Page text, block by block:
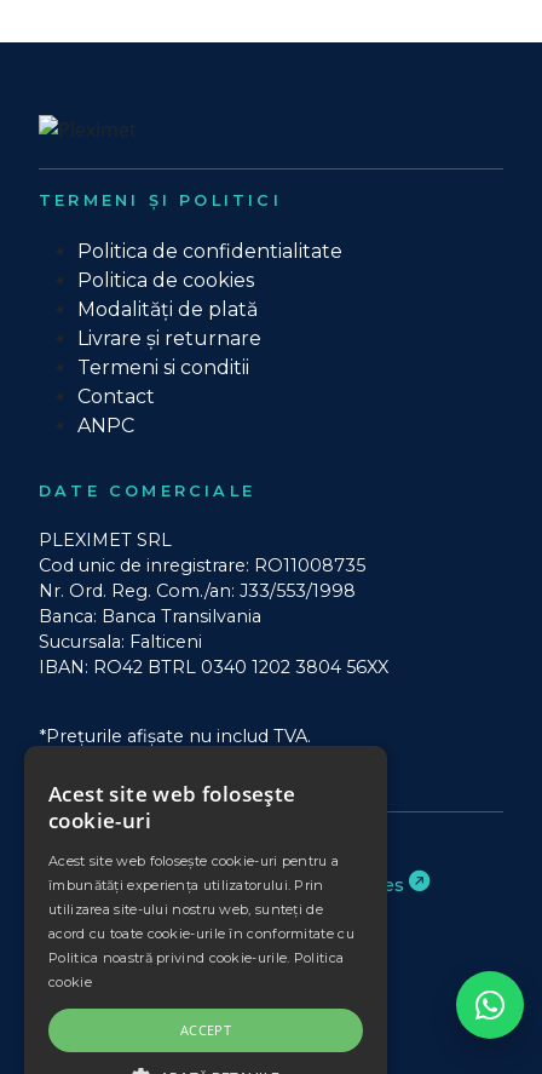
TERMENI ȘI POLITICI
Politica de confidentialitate
Politica de cookies
Modalități de plată
Livrare și returnare
Termeni si conditii
Contact
ANPC
DATE COMERCIALE
PLEXIMET SRL
Cod unic de inregistrare: RO11008735
Nr. Ord. Reg. Com./an: J33/553/1998
Banca: Banca Transilvania
Sucursala: Falticeni
IBAN: RO42 BTRL 0340 1202 3804 56XX
*Prețurile afișate nu includ TVA.
Website realizat deBinary Services
Acest site web folosește
cookie-uri
Acest site web folosește cookie-uri pentru a
îmbunătăți experiența utilizatorului. Prin
utilizarea site-ului nostru web, sunteți de
acord cu toate cookie-urile în conformitate cu
Politica noastră privind cookie-urile. Politica
cookie
ACCEPT